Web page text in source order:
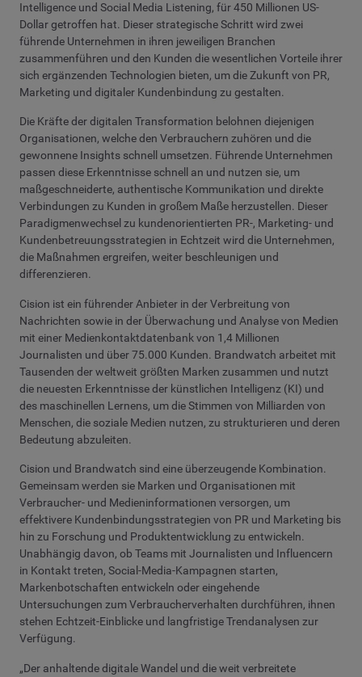
Intelligence und Social Media Listening, für 450 Millionen US-
Dollar getroffen hat. Dieser strategische Schritt wird zwei
führende Unternehmen in ihren jeweiligen Branchen
zusammenführen und den Kunden die wesentlichen Vorteile ihrer
sich ergänzenden Technologien bieten, um die Zukunft von PR,
Marketing und digitaler Kundenbindung zu gestalten.
Die Kräfte der digitalen Transformation belohnen diejenigen
Organisationen, welche den Verbrauchern zuhören und die
gewonnene Insights schnell umsetzen. Führende Unternehmen
passen diese Erkenntnisse schnell an und nutzen sie, um
maßgeschneiderte, authentische Kommunikation und direkte
Verbindungen zu Kunden in großem Maße herzustellen. Dieser
Paradigmenwechsel zu kundenorientierten PR-, Marketing- und
Kundenbetreuungsstrategien in Echtzeit wird die Unternehmen,
die Maßnahmen ergreifen, weiter beschleunigen und
differenzieren.
Cision ist ein führender Anbieter in der Verbreitung von
Nachrichten sowie in der Überwachung und Analyse von Medien
mit einer Medienkontaktdatenbank von 1,4 Millionen
Journalisten und über 75.000 Kunden. Brandwatch arbeitet mit
Tausenden der weltweit größten Marken zusammen und nutzt
die neuesten Erkenntnisse der künstlichen Intelligenz (KI) und
des maschinellen Lernens, um die Stimmen von Milliarden von
Menschen, die soziale Medien nutzen, zu strukturieren und deren
Bedeutung abzuleiten.
Cision und Brandwatch sind eine überzeugende Kombination.
Gemeinsam werden sie Marken und Organisationen mit
Verbraucher- und Medieninformationen versorgen, um
effektivere Kundenbindungsstrategien von PR und Marketing bis
hin zu Forschung und Produktentwicklung zu entwickeln.
Unabhängig davon, ob Teams mit Journalisten und Influencern
in Kontakt treten, Social-Media-Kampagnen starten,
Markenbotschaften entwickeln oder eingehende
Untersuchungen zum Verbraucherverhalten durchführen, ihnen
stehen Echtzeit-Einblicke und langfristige Trendanalysen zur
Verfügung.
„Der anhaltende digitale Wandel und die weit verbreitete